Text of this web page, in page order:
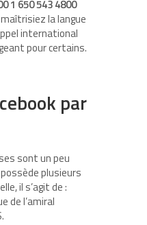
1 650 543 4800
la langue
international
pour certains.
par
sont un peu
plusieurs
il s’agit de :
de l’amiral